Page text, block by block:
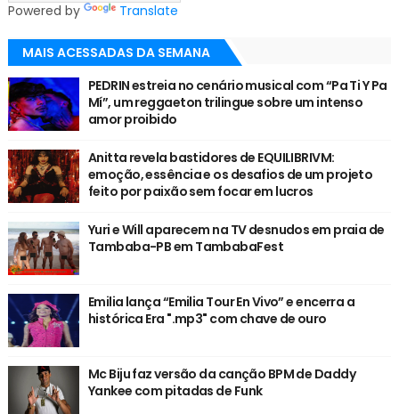
Powered by Translate
MAIS ACESSADAS DA SEMANA
PEDRIN estreia no cenário musical com “Pa Ti Y Pa
Mí”, um reggaeton trilingue sobre um intenso
amor proibido
Anitta revela bastidores de EQUILIBRIVM:
emoção, essência e os desafios de um projeto
feito por paixão sem focar em lucros
Yuri e Will aparecem na TV desnudos em praia de
Tambaba-PB em TambabaFest
Emilia lança “Emilia Tour En Vivo” e encerra a
histórica Era ".mp3" com chave de ouro
Mc Biju faz versão da canção BPM de Daddy
Yankee com pitadas de Funk